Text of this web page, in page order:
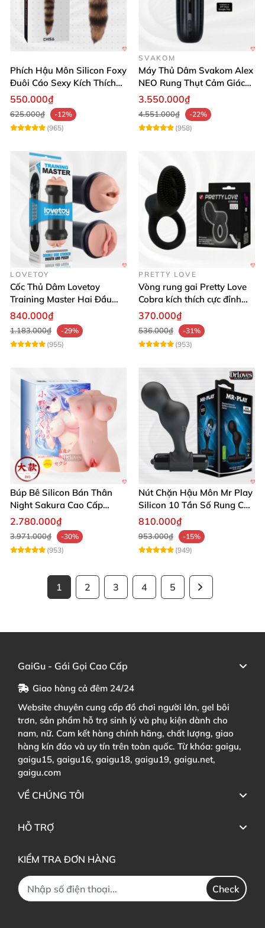
Phích Hậu Môn Silicon Foxy
Đuôi Cáo Sexy Kích Thích
Đỉnh Cao
550.000₫
625.000₫
-12%
(965)
SVAKOM
Máy Thủ Dâm Svakom Alex
NEO Rung Thụt Cảm Giác
Thật, App Điều Khiển
3.550.000₫
4.551.000₫
-22%
(958)
LOVETOY
Cốc Thủ Dâm Lovetoy
Training Master Hai Đầu
Siêu Thật, Tăng Khoái Cảm
840.000₫
1.183.000₫
-29%
(955)
PRETTY LOVE
Vòng rung gai Pretty Love
Cobra kích thích cực đỉnh
trải nghiệm
370.000₫
536.000₫
-31%
(953)
Búp Bê Silicon Bán Thân
Night Sakura Cao Cấp
Rung Đa Chức Năng
2.780.000₫
3.971.000₫
-30%
(953)
Nút Chặn Hậu Môn Mr Play
Silicon 10 Tần Số Rung Cao
Cấp
810.000₫
953.000₫
-15%
(949)
1 2 3 4 5
GaiGu - Gái Gọi Cao Cấp
Giao hàng cả đêm 24/24
Website chuyên cung cấp đồ chơi người lớn, gel bôi
trơn, sản phẩm hỗ trợ sinh lý và phụ kiện dành cho
nam, nữ. Cam kết hàng chính hãng, chất lượng, giao
hàng kín đáo và uy tín trên toàn quốc. Từ khóa: gaigu,
gaigu15, gaigu16, gaigu18, gaigu19, gaigu.net,
gaigu.com
VỀ CHÚNG TÔI
HỖ TRỢ
KIỂM TRA ĐƠN HÀNG
Check